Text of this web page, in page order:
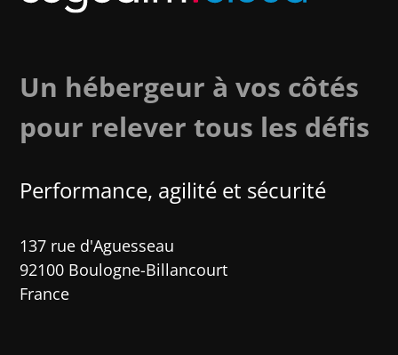
Un hébergeur à vos côtés
pour relever tous les défis
Performance, agilité et sécurité​
137 rue d'Aguesseau
92100 Boulogne-Billancourt
France